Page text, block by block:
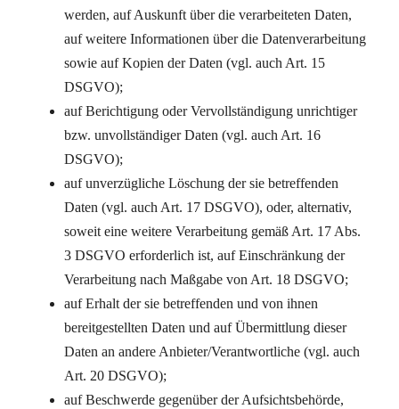
werden, auf Auskunft über die verarbeiteten Daten,
auf weitere Informationen über die Datenverarbeitung
sowie auf Kopien der Daten (vgl. auch Art. 15
DSGVO);
auf Berichtigung oder Vervollständigung unrichtiger
bzw. unvollständiger Daten (vgl. auch Art. 16
DSGVO);
auf unverzügliche Löschung der sie betreffenden
Daten (vgl. auch Art. 17 DSGVO), oder, alternativ,
soweit eine weitere Verarbeitung gemäß Art. 17 Abs.
3 DSGVO erforderlich ist, auf Einschränkung der
Verarbeitung nach Maßgabe von Art. 18 DSGVO;
auf Erhalt der sie betreffenden und von ihnen
bereitgestellten Daten und auf Übermittlung dieser
Daten an andere Anbieter/Verantwortliche (vgl. auch
Art. 20 DSGVO);
auf Beschwerde gegenüber der Aufsichtsbehörde,